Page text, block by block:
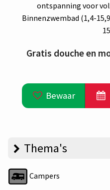
ontspanning voor
Binnenzwembad (1,4-
Gratis douche en
Bewaar
Thema's
Campers